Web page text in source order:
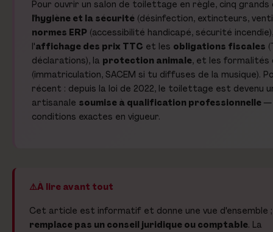
Pour ouvrir un salon de toilettage en règle, cinq grands
l'hygiène et la sécurité (désinfection, extincteurs,
normes ERP (accessibilité handicapé, sécurité incendie),
l'affichage des prix TTC et les obligations fiscales
déclarations), la protection animale, et les formalités
(immatriculation, SACEM si tu diffuses de la musique).
récent : depuis la loi de 2022, le toilettage est devenu
artisanale soumise à qualification professionnelle —
conditions exactes en vigueur.
À lire avant tout
Cet article est informatif et donne une vue d'ensemble
remplace pas un conseil juridique ou comptable. La